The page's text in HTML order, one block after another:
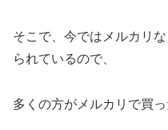
そこで、今ではメルカリ
られているので、
多くの方がメルカリで買